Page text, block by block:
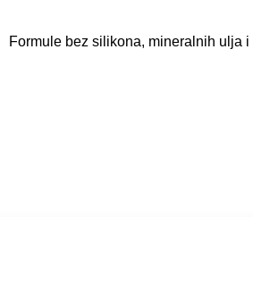
bez silikona, mineralnih ulja i